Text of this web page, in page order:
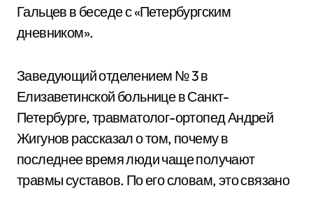
Гальцев в беседе с «Петербургским
дневником».
Заведующий отделением № 3 в
Елизаветинской больнице в Санкт-
Петербурге, травматолог-ортопед Андрей
Жигунов рассказал о том, почему в
последнее время люди чаще получают
травмы суставов. По его словам, это связано